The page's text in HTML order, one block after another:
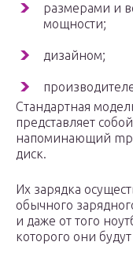
размерами и
мощности;
дизайном;
Стандартная
представляет
напоминающий
диск.
Их зарядка
обычного
и даже от того
которого они